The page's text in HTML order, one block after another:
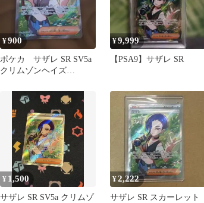
¥900
ポケカ サザレ SR SV5a
クリムゾンヘイズ
¥9,999
【PSA9】サザレ SR
¥ 1,500
サザレ SR SV5a クリムゾ
¥2,222
サザレ SR スカーレット